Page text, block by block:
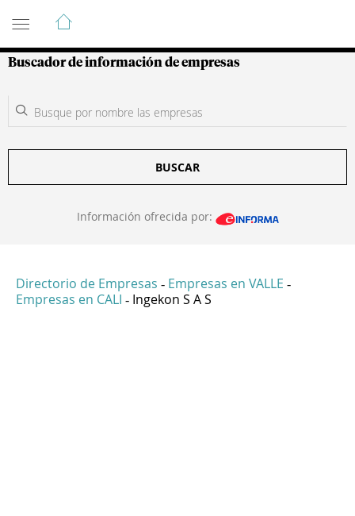
Guía de Empresas Colombianas
Buscador de información de empresas
BUSCAR
Información ofrecida por:
Directorio de Empresas - Empresas en VALLE -
Empresas en CALI - Ingekon S A S